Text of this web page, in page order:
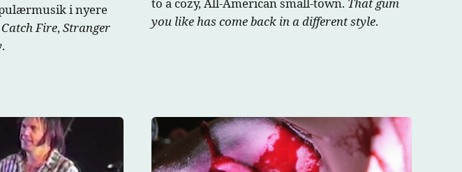
i nyere
Fire,Stranger
.
you like has come back in a different style.